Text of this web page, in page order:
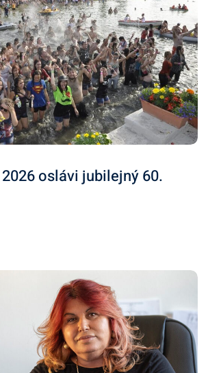
oslávi jubilejný 60.